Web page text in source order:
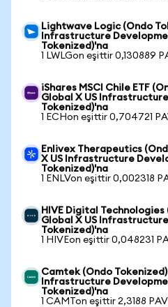
Lightwave Logic (Ondo
Infrastructure
Tokenized)'na
1 LWLGon eşittir 0,130889
iShares MSCI Chile ETF
Global X US
Tokenized)'na
1 ECHon eşittir 0,704721
Enlivex Therapeutics
X US Infrastructure
Tokenized)'na
1 ENLVon eşittir 0,002318
HIVE Digital
Global X US
Tokenized)'na
1 HIVEon eşittir 0,048231
Camtek (Ondo
Infrastructure
Tokenized)'na
1 CAMTon eşittir 2,3188